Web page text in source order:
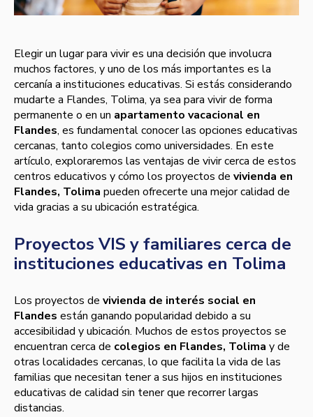
Elegir un lugar para vivir es una decisión que involucra
muchos factores, y uno de los más importantes es la
cercanía a instituciones educativas. Si estás considerando
mudarte a Flandes, Tolima, ya sea para vivir de forma
permanente o en un apartamento vacacional en
Flandes, es fundamental conocer las opciones educativas
cercanas, tanto colegios como universidades. En este
artículo, exploraremos las ventajas de vivir cerca de estos
centros educativos y cómo los proyectos de vivienda en
Flandes, Tolima pueden ofrecerte una mejor calidad de
vida gracias a su ubicación estratégica.
Proyectos VIS y familiares cerca de
instituciones educativas en Tolima
Los proyectos de vivienda de interés social en
Flandes están ganando popularidad debido a su
accesibilidad y ubicación. Muchos de estos proyectos se
encuentran cerca de colegios en Flandes, Tolima y de
otras localidades cercanas, lo que facilita la vida de las
familias que necesitan tener a sus hijos en instituciones
educativas de calidad sin tener que recorrer largas
distancias.